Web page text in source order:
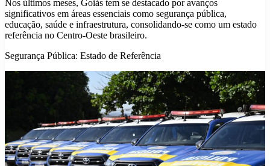
Nos últimos meses, Goiás tem se destacado por avanços
significativos em áreas essenciais como segurança pública,
educação, saúde e infraestrutura, consolidando-se como um estado
referência no Centro-Oeste brasileiro.​
Segurança Pública: Estado de Referência